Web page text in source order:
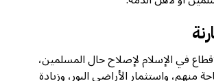
في الإسلام لإصلاح حال المسلمين،
واستثمار الأراضي البور، وزيادة